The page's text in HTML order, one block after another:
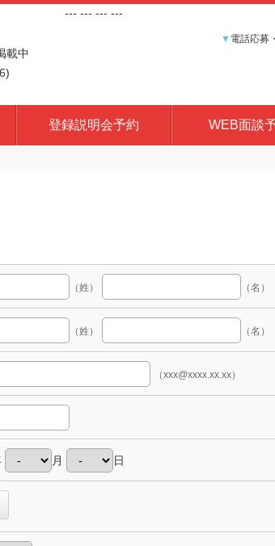
--- --- --- ---
載中
▼ 電話応募
登録説明会予約 WEB面談
（姓） （名）
（姓） （名）
（xxx@xxxx.xx.xx）
月 日